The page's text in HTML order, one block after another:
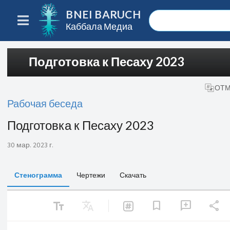
BNEI BARUCH
Каббала Медиа
Подготовка к Песаху 2023
Рабочая беседа
Подготовка к Песаху 2023
30 мар. 2023 г.
Стенограмма Чертежи Скачать
text_fields Translate bookmark add_comment share